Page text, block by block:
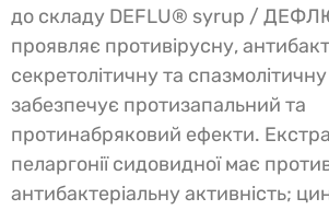
до складу DEFLU® syrup /
проявляє противірусну,
секретолітичну та
забезпечує протизапальний та
протинабряковий ефекти.
пеларгонії сидовидної має
антибактеріальну активність;